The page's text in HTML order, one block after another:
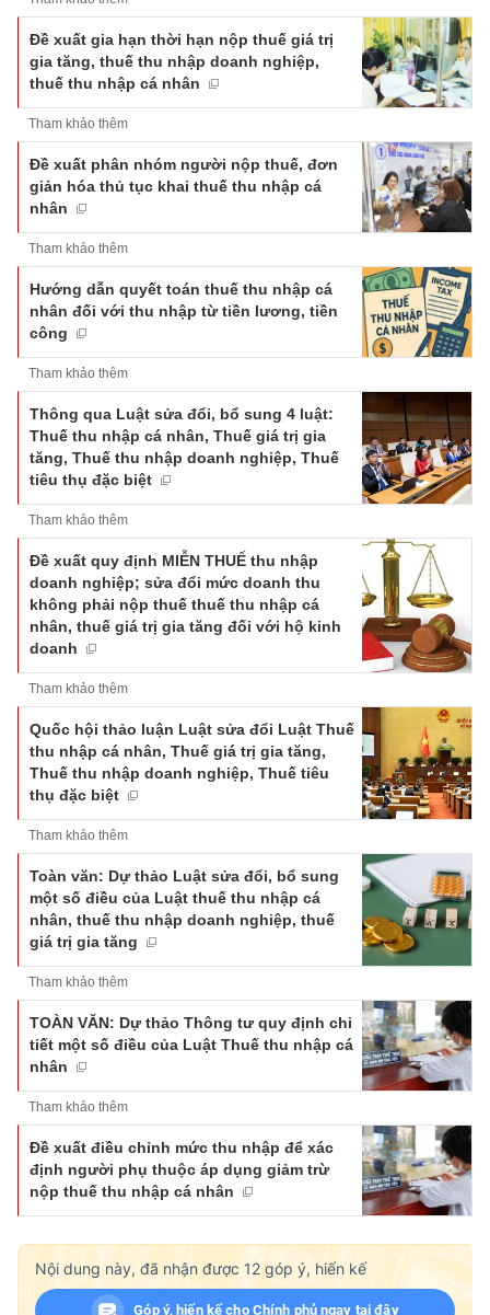
Đề xuất gia hạn thời hạn nộp thuế giá trị
gia tăng, thuế thu nhập doanh nghiệp,
thuế thu nhập cá nhân
Tham khảo thêm
Đề xuất phân nhóm người nộp thuế, đơn
giản hóa thủ tục khai thuế thu nhập cá
nhân
Tham khảo thêm
Hướng dẫn quyết toán thuế thu nhập cá
nhân đối với thu nhập từ tiền lương, tiền
công
Tham khảo thêm
Thông qua Luật sửa đổi, bổ sung 4 luật:
Thuế thu nhập cá nhân, Thuế giá trị gia
tăng, Thuế thu nhập doanh nghiệp, Thuế
tiêu thụ đặc biệt
Tham khảo thêm
Đề xuất quy định MIỄN THUẾ thu nhập
doanh nghiệp; sửa đổi mức doanh thu
không phải nộp thuế thuế thu nhập cá
nhân, thuế giá trị gia tăng đối với hộ kinh
doanh
Tham khảo thêm
Quốc hội thảo luận Luật sửa đổi Luật Thuế
thu nhập cá nhân, Thuế giá trị gia tăng,
Thuế thu nhập doanh nghiệp, Thuế tiêu
thụ đặc biệt
Tham khảo thêm
Toàn văn: Dự thảo Luật sửa đổi, bổ sung
một số điều của Luật thuế thu nhập cá
nhân, thuế thu nhập doanh nghiệp, thuế
giá trị gia tăng
Tham khảo thêm
TOÀN VĂN: Dự thảo Thông tư quy định chi
tiết một số điều của Luật Thuế thu nhập cá
nhân
Tham khảo thêm
Đề xuất điều chỉnh mức thu nhập để xác
định người phụ thuộc áp dụng giảm trừ
nộp thuế thu nhập cá nhân
Nội dung này, đã nhận được 12 góp ý, hiến kế
Góp ý, hiến kế cho Chính phủ ngay tại đây